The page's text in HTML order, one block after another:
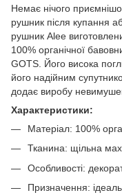
Немає нічого
рушник після купання
рушник Alee
100% органічної
GOTS. Його висока
його надійним
додає виробу
Характеристики:
Матеріал: 100%
Тканина: щільна
Особливості:
Призначення: